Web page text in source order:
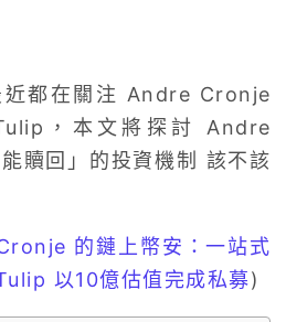
都在關注 Andre Cronje
，本文將探討 Andre
贖回」的投資機制 該不該
的鏈上幣安：一站式
以10億估值完成私募)